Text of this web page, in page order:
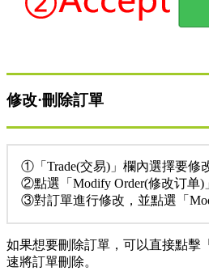
修改·刪除訂單
①「Trade(交易)」欄內選擇要修
②點選「Modify Order(修改订单)
③對訂單進行修改，並點選「
如果想要刪除訂單，可以直接點擊
速將訂單刪除。